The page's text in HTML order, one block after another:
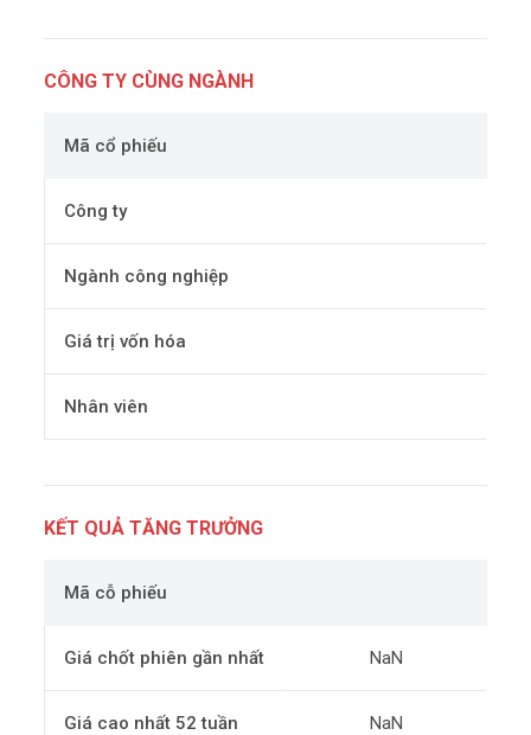
CÔNG TY CÙNG NGÀNH
Mã cổ phiếu
Công ty
Ngành công nghiệp
Giá trị vốn hóa
Nhân viên
KẾT QUẢ TĂNG TRƯỞNG
Mã cỗ phiếu
Giá chốt phiên gần nhất NaN
Giá cao nhất 52 tuần NaN